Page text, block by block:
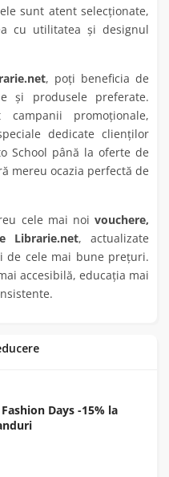
sunt atent selecționate,
cu utilitatea și designul
, poți beneficia de
și produsele preferate.
campanii promoționale,
dedicate clienților
School până la oferte de
mereu ocazia perfectă de
cele mai noivouchere,
Librarie.net, actualizate
de cele mai bune prețuri.
accesibilă, educația mai
Days -15% la